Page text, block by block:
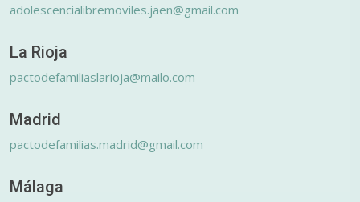
adolescencialibremoviles.jaen@gmail.com
La Rioja
pactodefamiliaslarioja@mailo.com
Madrid
pactodefamilias.madrid@gmail.com
Málaga